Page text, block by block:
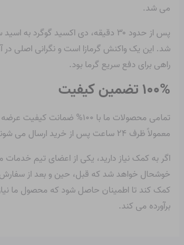
می شد.
پس از حدود ۳۰ دقیقه، دی اکسید گوگرد به
شد. این یک واکنش گرمازا است و نگرانی اصلی در
راهی برای دفع سریع گرما بود.
۱۰۰% تضمین کیفیت
تمامی محصولات ما با ۱۰۰% ضمانت
معمولاً ظرف ۲۴ ساعت پس از خرید ارسال می شوند.
اگر به کمک نیاز دارید، یکی از اعضای تیم
خوشحال خواهد شد که قبل، حین و بعد از
کمک کند تا اطمینان حاصل شود که محصول ما
برآورده می کند.